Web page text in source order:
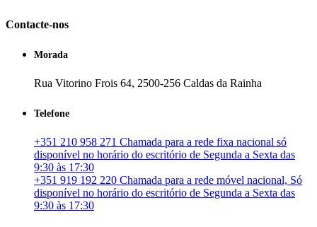
Contacte-nos
Morada
Rua Vitorino Frois 64, 2500-256 Caldas da Rainha
Telefone
+351 210 958 271 Chamada para a rede fixa nacional só
disponível no horário do escritório de Segunda a Sexta das
9:30 às 17:30
+351 919 192 220 Chamada para a rede móvel nacional, Só
disponível no horário do escritório de Segunda a Sexta das
9:30 às 17:30